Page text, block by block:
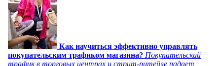
Как научиться эффективно управлять
покупательским трафиком магазина? Покупательский
трафик в торговых центрах и стрит-ритейле падает,